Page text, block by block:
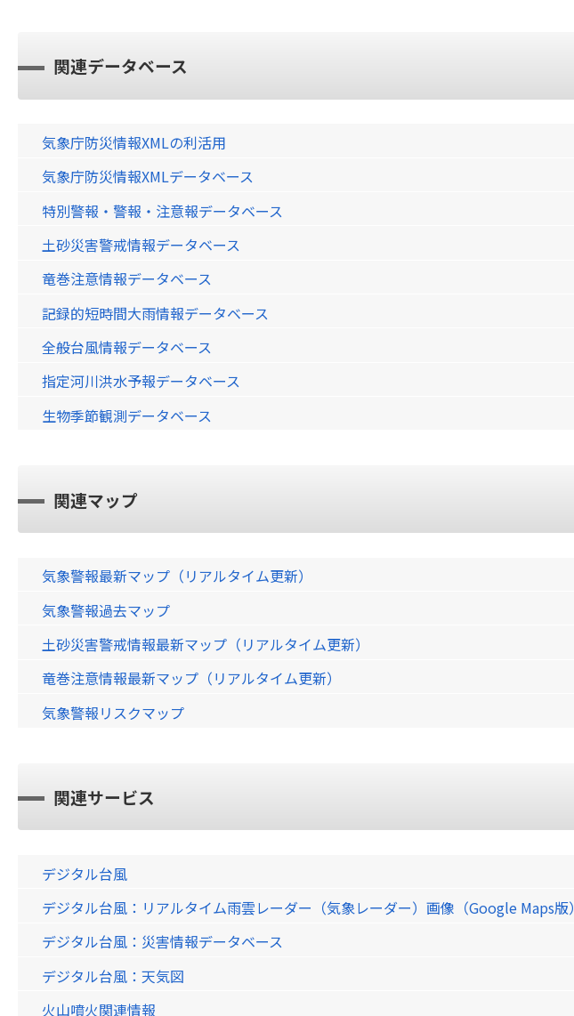
関連データベース
気象庁防災情報XMLの利活用
気象庁防災情報XMLデータベース
特別警報・警報・注意報データベース
土砂災害警戒情報データベース
竜巻注意情報データベース
記録的短時間大雨情報データベース
全般台風情報データベース
指定河川洪水予報データベース
生物季節観測データベース
関連マップ
気象警報最新マップ（リアルタイム更新）
気象警報過去マップ
土砂災害警戒情報最新マップ（リアルタイム更新）
竜巻注意情報最新マップ（リアルタイム更新）
気象警報リスクマップ
関連サービス
デジタル台風
デジタル台風：リアルタイム雨雲レーダー（気象レーダー）画像（Google Maps版）
デジタル台風：災害情報データベース
デジタル台風：天気図
火山噴火関連情報